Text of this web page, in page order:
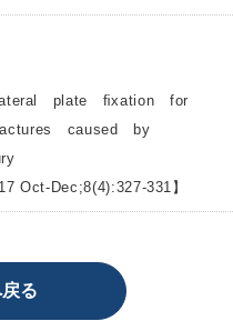
plate ﬁxation for
caused by
Oct-Dec;8(4):327-331】
る